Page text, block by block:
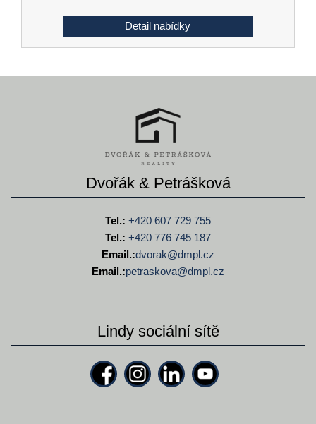
Dvořák & Petrášková
Tel.: +420 607 729 755
Tel.: +420 776 745 187
Email.:dvorak@dmpl.cz
Email.:petraskova@dmpl.cz
Lindy sociální sítě